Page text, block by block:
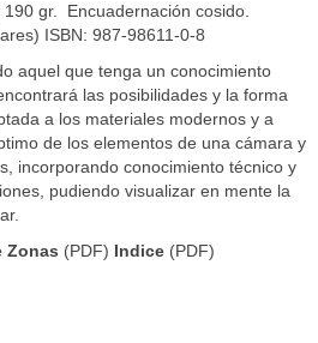
gr. Encuadernación cosido.
ISBN: 987-98611-0-8
aquel que tenga un conocimiento
las posibilidades y la forma
a los materiales modernos y a
de los elementos de una cámara y
incorporando conocimiento técnico y
pudiendo visualizar en mente la
Zonas (PDF) Indice (PDF)